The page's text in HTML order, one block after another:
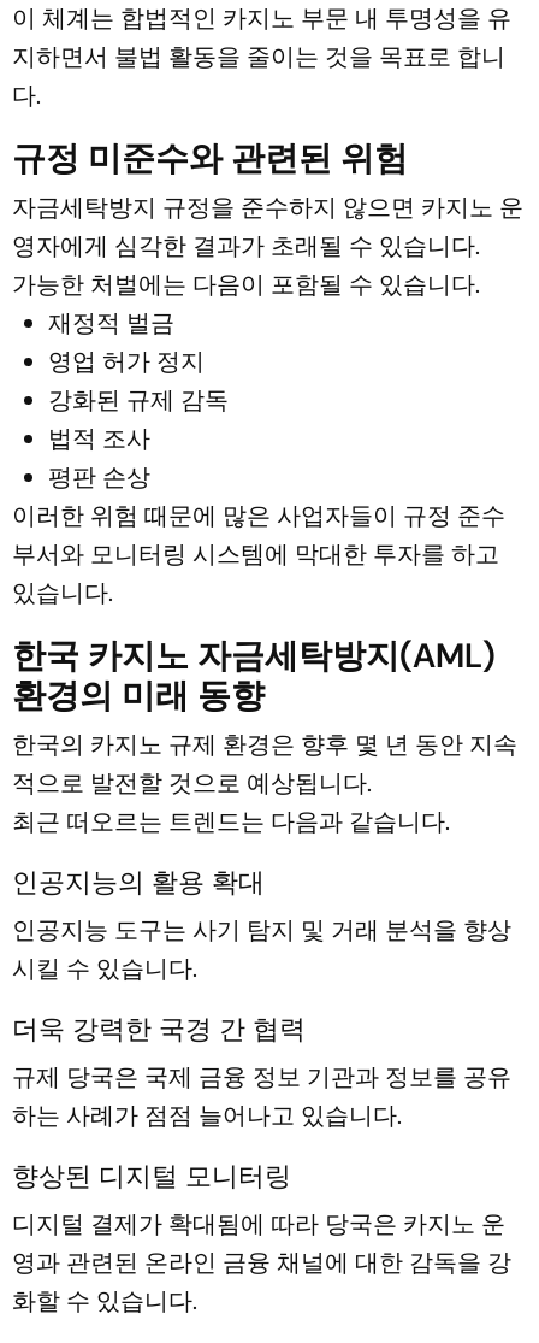
이 체계는 합법적인 카지노 부문 내 투명성을 유
지하면서 불법 활동을 줄이는 것을 목표로 합니
다.
규정 미준수와 관련된 위험
자금세탁방지 규정을 준수하지 않으면 카지노 운
영자에게 심각한 결과가 초래될 수 있습니다.
가능한 처벌에는 다음이 포함될 수 있습니다.
재정적 벌금
영업 허가 정지
강화된 규제 감독
법적 조사
평판 손상
이러한 위험 때문에 많은 사업자들이 규정 준수
부서와 모니터링 시스템에 막대한 투자를 하고
있습니다.
한국 카지노 자금세탁방지(AML)
환경의 미래 동향
한국의 카지노 규제 환경은 향후 몇 년 동안 지속
적으로 발전할 것으로 예상됩니다.
최근 떠오르는 트렌드는 다음과 같습니다.
인공지능의 활용 확대
인공지능 도구는 사기 탐지 및 거래 분석을 향상
시킬 수 있습니다.
더욱 강력한 국경 간 협력
규제 당국은 국제 금융 정보 기관과 정보를 공유
하는 사례가 점점 늘어나고 있습니다.
향상된 디지털 모니터링
디지털 결제가 확대됨에 따라 당국은 카지노 운
영과 관련된 온라인 금융 채널에 대한 감독을 강
화할 수 있습니다.